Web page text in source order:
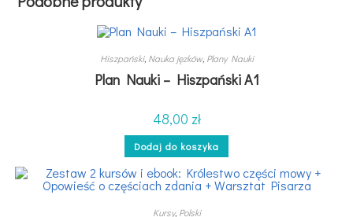
Hiszpański, Nauka jęzków, Plany Nauki
Plan Nauki – Hiszpański A1
48,00 zł
Dodaj do koszyka
Kursy, Polski